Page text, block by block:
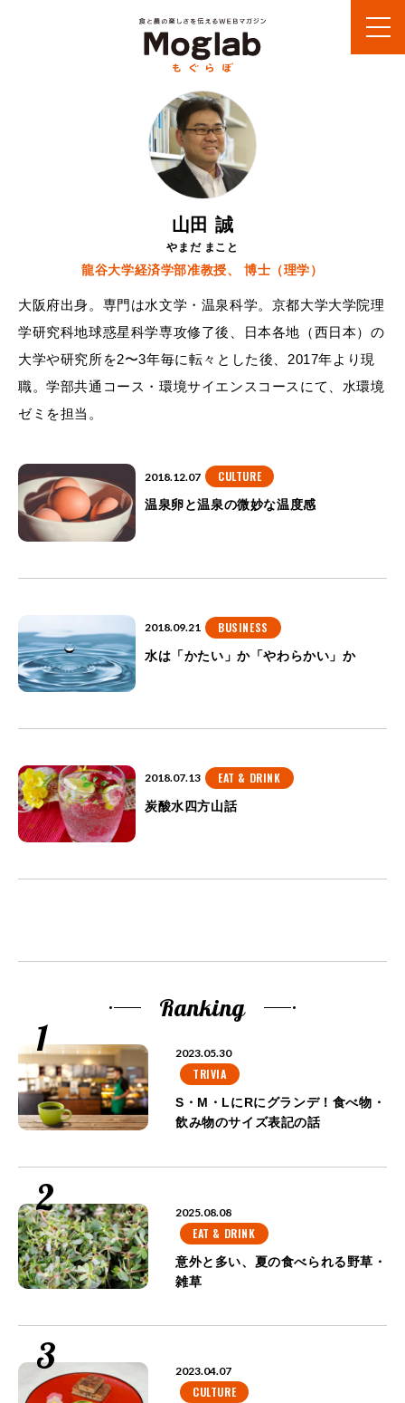
山田 誠
やまだ まこと
龍谷大学経済学部准教授、 博士（理学）
大阪府出身。専門は水文学・温泉科学。京都大学大学院理
学研究科地球惑星科学専攻修了後、日本各地（西日本）の
大学や研究所を2〜3年毎に転々とした後、2017年より現
職。学部共通コース・環境サイエンスコースにて、水環境
ゼミを担当。
2018.12.07 CULTURE
温泉卵と温泉の微妙な温度感
2018.09.21 BUSINESS
水は「かたい」か「やわらかい」か
2018.07.13 EAT & DRINK
炭酸水四方山話
Ranking
2023.05.30
TRIVIA
S・M・LにRにグランデ！食べ物・
飲み物のサイズ表記の話
2025.08.08
EAT & DRINK
意外と多い、夏の食べられる野草・
雑草
2023.04.07
CULTURE